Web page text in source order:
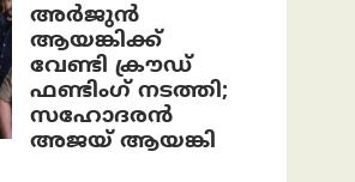
അർജുൻ
ആയങ്കിക്ക്
വേണ്ടി ക്രൗഡ്
ഫണ്ടിംഗ് നടത്തി;
സഹോദരന്‍
അജയ് ആയങ്കി